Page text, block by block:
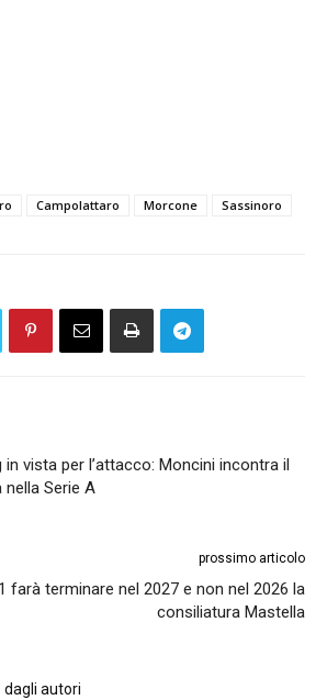
Campolattaro Morcone Sassinoro
vista per l’attacco: Moncini incontra il
nella Serie A
prossimo articolo
farà terminare nel 2027 e non nel 2026 la
consiliatura Mastella
dagli autori